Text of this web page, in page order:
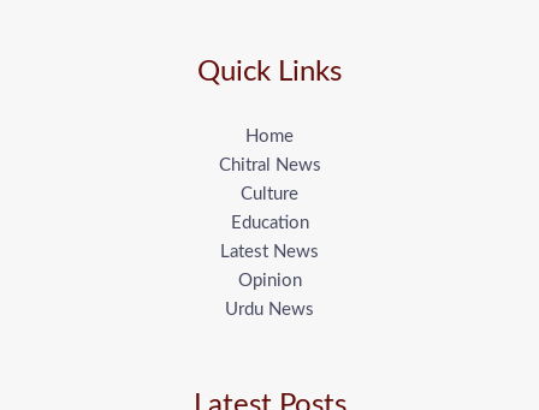
Quick Links
Home
Chitral News
Culture
Education
Latest News
Opinion
Urdu News